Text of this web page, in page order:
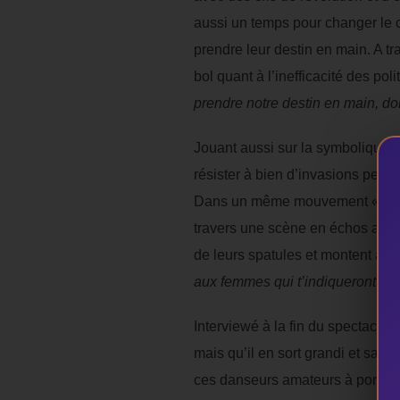
aussi un temps pour changer le
prendre leur destin en main. A
bol quant à l’inefficacité des
prendre notre destin en main,
Jouant aussi sur la symbolique,
résister à bien d’invasions
Dans un même mouvement «
travers une scène en échos au
de leurs spatules et montent
aux femmes qui t’indiqueront le
Interviewé à la fin du
mais qu’il en sort grandi et
ces danseurs amateurs à